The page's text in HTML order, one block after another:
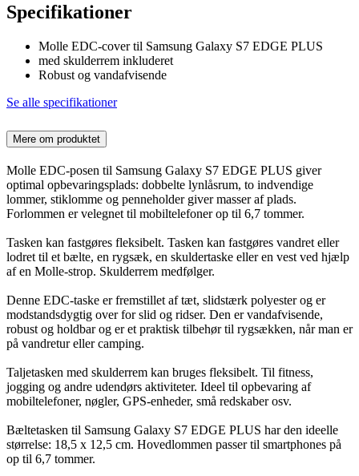
Specifikationer
Molle EDC-cover til Samsung Galaxy S7 EDGE PLUS
med skulderrem inkluderet
Robust og vandafvisende
Se alle specifikationer
Mere om produktet
Molle EDC-posen til Samsung Galaxy S7 EDGE PLUS giver
optimal opbevaringsplads: dobbelte lynlåsrum, to indvendige
lommer, stiklomme og penneholder giver masser af plads.
Forlommen er velegnet til mobiltelefoner op til 6,7 tommer.
Tasken kan fastgøres fleksibelt. Tasken kan fastgøres vandret eller
lodret til et bælte, en rygsæk, en skuldertaske eller en vest ved hjælp
af en Molle-strop. Skulderrem medfølger.
Denne EDC-taske er fremstillet af tæt, slidstærk polyester og er
modstandsdygtig over for slid og ridser. Den er vandafvisende,
robust og holdbar og er et praktisk tilbehør til rygsækken, når man er
på vandretur eller camping.
Taljetasken med skulderrem kan bruges fleksibelt. Til fitness,
jogging og andre udendørs aktiviteter. Ideel til opbevaring af
mobiltelefoner, nøgler, GPS-enheder, små redskaber osv.
Bæltetasken til Samsung Galaxy S7 EDGE PLUS har den ideelle
størrelse: 18,5 x 12,5 cm. Hovedlommen passer til smartphones på
op til 6,7 tommer.